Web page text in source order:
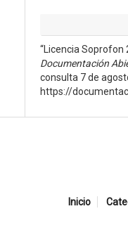
“Licencia Soprofon
Documentación
consulta 7 de
https://
Inicio